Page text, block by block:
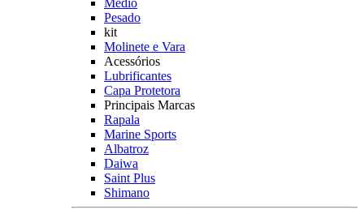
Médio
Pesado
kit
Molinete e Vara
Acessórios
Lubrificantes
Capa Protetora
Principais Marcas
Rapala
Marine Sports
Albatroz
Daiwa
Saint Plus
Shimano